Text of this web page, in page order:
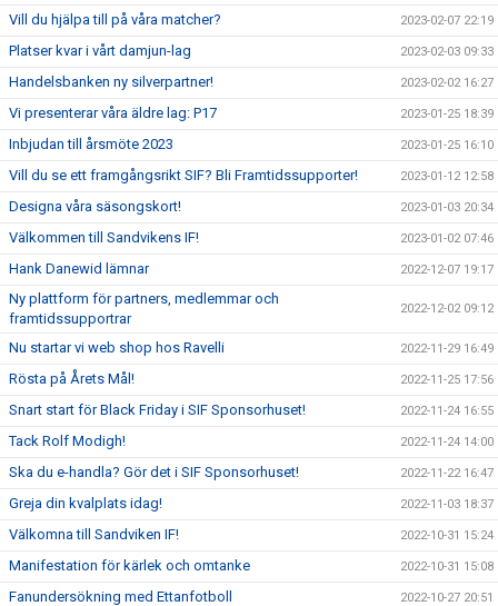
Vill du hjälpa till på våra matcher? 2023-02-07 22:19
Platser kvar i vårt damjun-lag 2023-02-03 09:33
Handelsbanken ny silverpartner! 2023-02-02 16:27
Vi presenterar våra äldre lag: P17 2023-01-25 18:39
Inbjudan till årsmöte 2023 2023-01-25 16:10
Vill du se ett framgångsrikt SIF? Bli Framtidssupporter! 2023-01-12 12:58
Designa våra säsongskort! 2023-01-03 20:34
Välkommen till Sandvikens IF! 2023-01-02 07:46
Hank Danewid lämnar 2022-12-07 19:17
Ny plattform för partners, medlemmar och
framtidssupportrar
2022-12-02 09:12
Nu startar vi web shop hos Ravelli 2022-11-29 16:49
Rösta på Årets Mål! 2022-11-25 17:56
Snart start för Black Friday i SIF Sponsorhuset! 2022-11-24 16:55
Tack Rolf Modigh! 2022-11-24 14:00
Ska du e-handla? Gör det i SIF Sponsorhuset! 2022-11-22 16:47
Greja din kvalplats idag! 2022-11-03 18:37
Välkomna till Sandviken IF! 2022-10-31 15:24
Manifestation för kärlek och omtanke 2022-10-31 15:08
Fanundersökning med Ettanfotboll 2022-10-27 20:51